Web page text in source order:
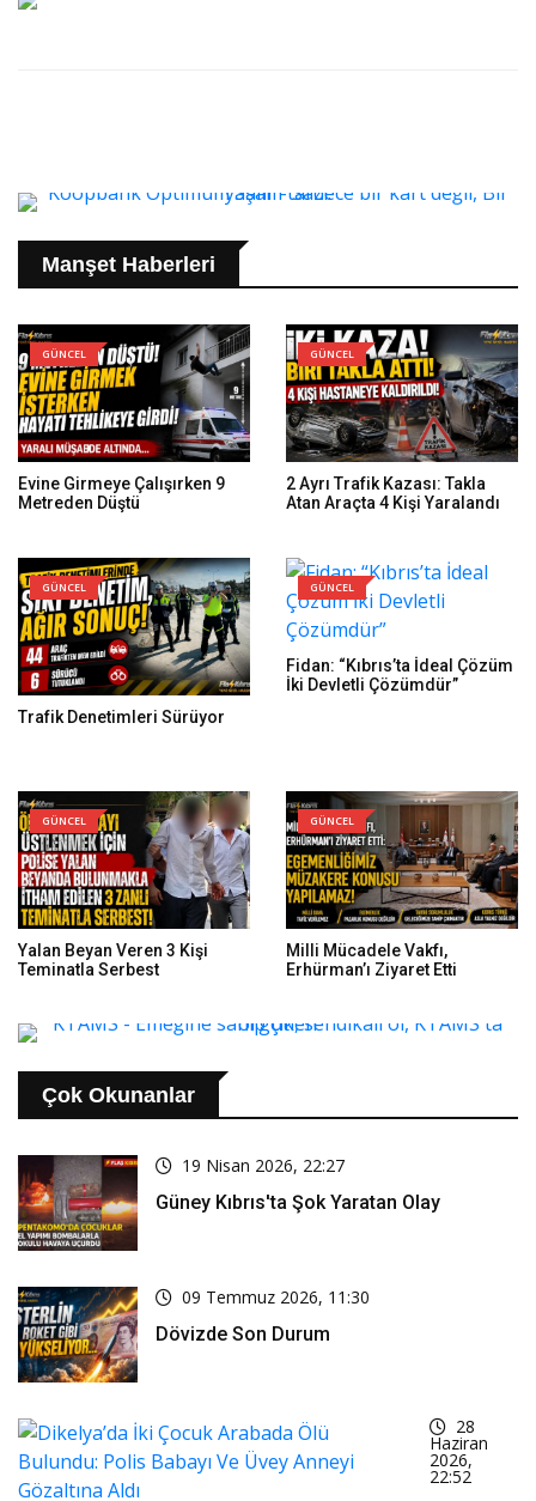
Manşet Haberleri
GÜNCEL
Evine Girmeye Çalışırken 9
Metreden Düştü
GÜNCEL
2 Ayrı Trafik Kazası: Takla
Atan Araçta 4 Kişi Yaralandı
GÜNCEL
Trafik Denetimleri Sürüyor
GÜNCEL
Fidan: “Kıbrıs’ta İdeal Çözüm
İki Devletli Çözümdür”
GÜNCEL
Yalan Beyan Veren 3 Kişi
Teminatla Serbest
GÜNCEL
Milli Mücadele Vakfı,
Erhürman’ı Ziyaret Etti
Çok Okunanlar
19 Nisan 2026, 22:27
Güney Kıbrıs'ta Şok Yaratan Olay
09 Temmuz 2026, 11:30
Dövizde Son Durum
28
Haziran
2026,
22:52